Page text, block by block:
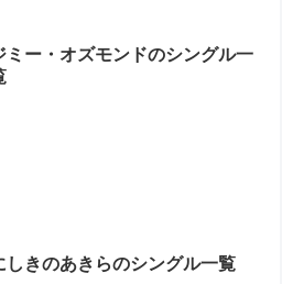
ミー・オズモンドのシングル一
しきのあきらのシングル一覧